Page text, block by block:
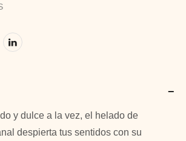
y dulce a la vez, el helado de
despierta tus sentidos con su